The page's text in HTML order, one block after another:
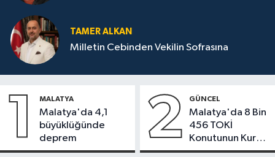
TAMER ALKAN
Milletin Cebinden Vekilin Sofrasına
1 MALATYA
Malatya'da 4,1
büyüklüğünde
deprem
2 GÜNCEL
Malatya'da 8 Bin
456 TOKİ
Konutunun Kurası
Bugün Çekiliyor